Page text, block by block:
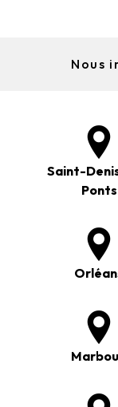
Nous
Saint-
Ponts